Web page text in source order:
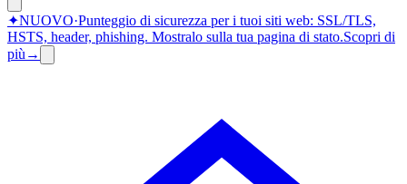
✦NUOVO·Punteggio di sicurezza per i tuoi siti web: SSL/TLS,
HSTS, header, phishing. Mostralo sulla tua pagina di stato.Scopri di
più →